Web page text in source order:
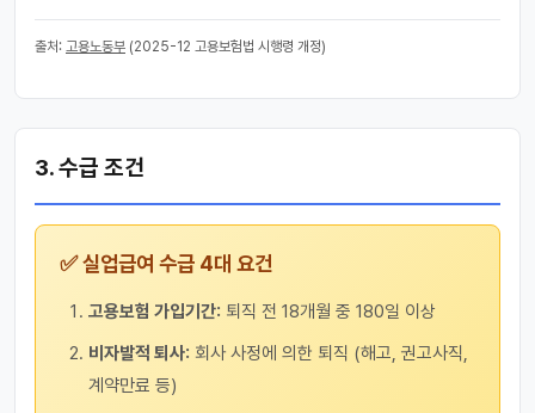
출처: 고용노동부 (2025-12 고용보험법 시행령 개정)
3. 수급 조건
✅ 실업급여 수급 4대 요건
고용보험 가입기간: 퇴직 전 18개월 중 180일 이상
비자발적 퇴사: 회사 사정에 의한 퇴직 (해고, 권고사직,
계약만료 등)